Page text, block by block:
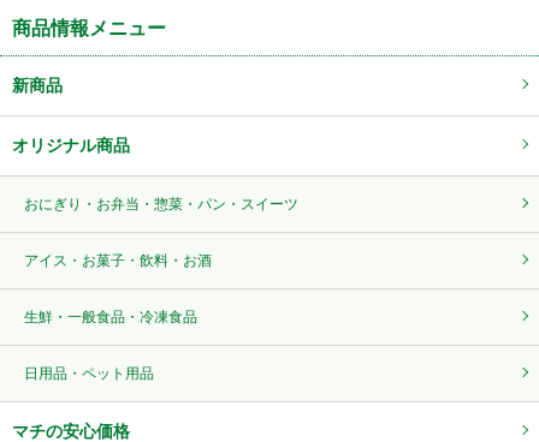
商品情報メニュー
新商品
オリジナル商品
おにぎり・お弁当・惣菜・パン・スイーツ
アイス・お菓子・飲料・お酒
生鮮・一般食品・冷凍食品
日用品・ペット用品
マチの安心価格